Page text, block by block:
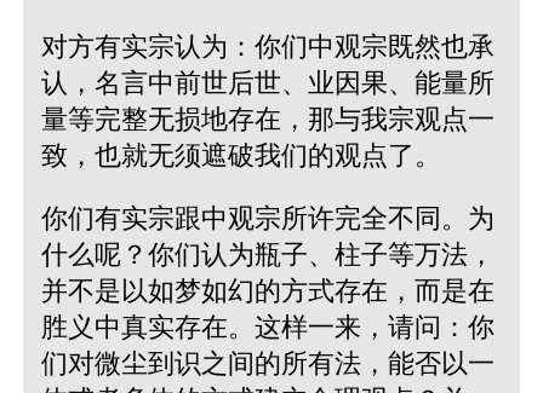
对方有实宗认为：你们中观宗既然也承
认，名言中前世后世、业因果、能量所
量等完整无损地存在，那与我宗观点一
致，也就无须遮破我们的观点了。
你们有实宗跟中观宗所许完全不同。为
什么呢？你们认为瓶子、柱子等万法，
并不是以如梦如幻的方式存在，而是在
胜义中真实存在。这样一来，请问：你
们对微尘到识之间的所有法，能否以一